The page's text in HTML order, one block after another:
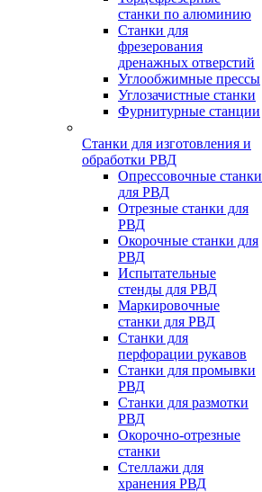
станки по алюминию
Станки для
фрезерования
дренажных отверстий
Углообжимные прессы
Углозачистные станки
Фурнитурные станции
Станки для изготовления и
обработки РВД
Опрессовочные станки
для РВД
Отрезные станки для
РВД
Окорочные станки для
РВД
Испытательные
стенды для РВД
Маркировочные
станки для РВД
Станки для
перфорации рукавов
Станки для промывки
РВД
Станки для размотки
РВД
Окорочно-отрезные
станки
Стеллажи для
хранения РВД